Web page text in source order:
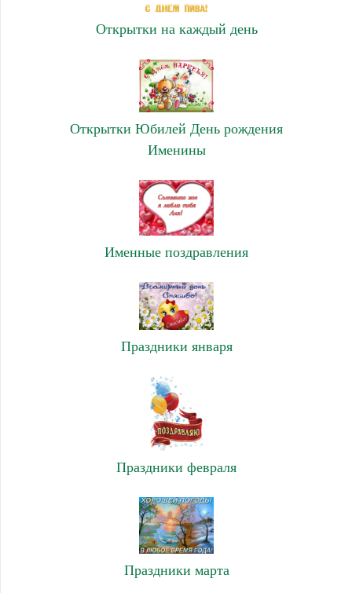
Открытки на каждый день
Открытки Юбилей День рождения
Именины
Именные поздравления
Праздники января
Праздники февраля
Праздники марта